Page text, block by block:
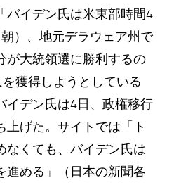
バイデン氏は米東部時間4
）、地元デラウェア州で
が大統領選に勝利するの
獲得しようとしている
デン氏は4日、政権移行
上げた。サイトでは「ト
なくても、バイデン氏は
進める」（日本の新聞各